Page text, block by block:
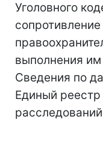
Уголовного
выполнения
Сведения по
Единый